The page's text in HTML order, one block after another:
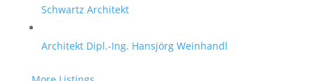
Schwartz Architekt
Architekt Dipl.-Ing. Hansjörg Weinhandl